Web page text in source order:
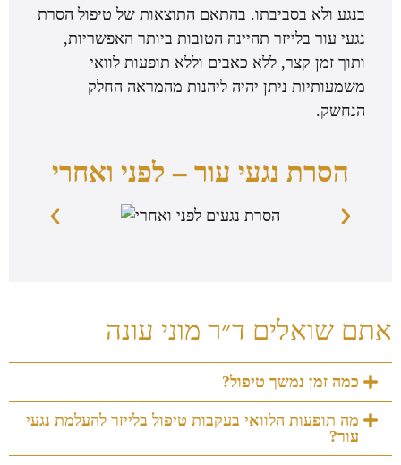
בנגע ולא בסביבתו. בהתאם התוצאות של טיפול הסרת
נגעי עור בלייזר תהיינה הטובות ביותר האפשריות,
ותוך זמן קצר, ללא כאבים וללא תופעות לוואי
משמעותיות ניתן יהיה ליהנות מהמראה החלק
הנחשק.
הסרת נגעי עור – לפני ואחרי
אתם שואלים ד״ר מוני עונה
כמה זמן נמשך טיפול?
מה תופעות הלוואי בעקבות טיפול בלייזר להעלמת נגעי
עור?